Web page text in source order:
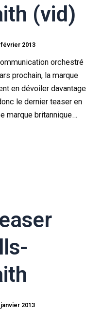
(vid)
février 2013
orchestré
prochain, la marque
en dévoiler davantage
le dernier teaser en
marque britannique…
janvier 2013